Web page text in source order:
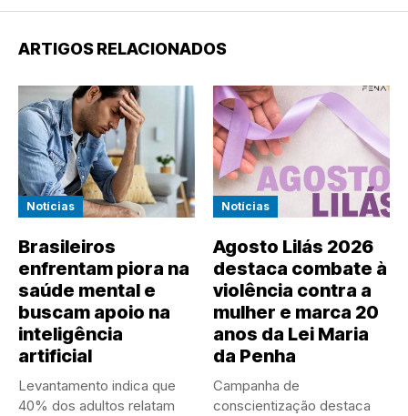
ARTIGOS RELACIONADOS
Notícias
Brasileiros
enfrentam piora na
saúde mental e
buscam apoio na
inteligência
artificial
Levantamento indica que
40% dos adultos relatam
Notícias
Agosto Lilás 2026
destaca combate à
violência contra a
mulher e marca 20
anos da Lei Maria
da Penha
Campanha de
conscientização destaca